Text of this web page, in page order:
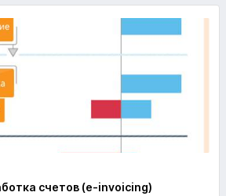
счетов (e-invoicing)